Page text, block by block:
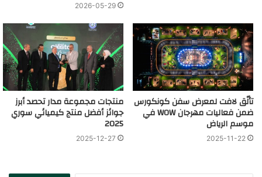
2026-05-29
تألّق لافت لمعرض سفن كونكورس
ضمن فعاليات مهرجان WOW في
موسم الرياض
2025-11-22
منتجات مجموعة مدار تحصد أبرز
جوائز أفضل منتج كيميائي سوري
2025
2025-12-27